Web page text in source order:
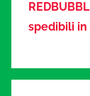
spedibili in